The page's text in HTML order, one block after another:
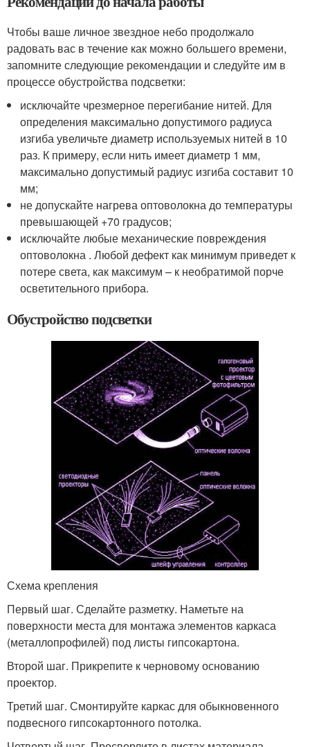
Чтобы ваше личное звездное небо продолжало
радовать вас в течение как можно большего времени,
запомните следующие рекомендации и следуйте им в
процессе обустройства подсветки:
исключайте чрезмерное перегибание нитей. Для
определения максимально допустимого радиуса
изгиба увеличьте диаметр используемых нитей в 10
раз. К примеру, если нить имеет диаметр 1 мм,
максимально допустимый радиус изгиба составит 10
мм;
не допускайте нагрева оптоволокна до температуры
превышающей +70 градусов;
исключайте любые механические повреждения
оптоволокна . Любой дефект как минимум приведет к
потере света, как максимум – к необратимой порче
осветительного прибора.
Обустройство подсветки
Схема крепления
Первый шаг. Сделайте разметку. Наметьте на
поверхности места для монтажа элементов каркаса
(металлопрофилей) под листы гипсокартона.
Второй шаг. Прикрепите к черновому основанию
проектор.
Третий шаг. Смонтируйте каркас для обыкновенного
подвесного гипсокартонного потолка.